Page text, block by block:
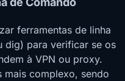
ferramentas de linha
dig) para verificar se os
à VPN ou proxy.
mais complexo, sendo